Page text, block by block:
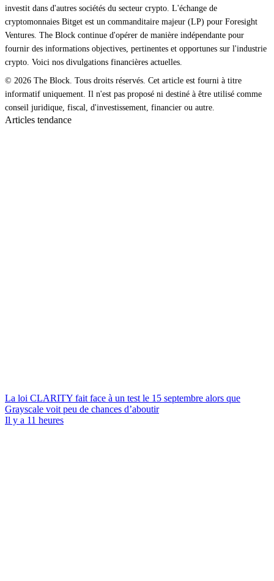
investit dans d'autres sociétés du secteur crypto. L'échange de
cryptomonnaies Bitget est un commanditaire majeur (LP) pour Foresight
Ventures. The Block continue d'opérer de manière indépendante pour
fournir des informations objectives, pertinentes et opportunes sur l'industrie
crypto. Voici nos divulgations financières actuelles.
© 2026 The Block. Tous droits réservés. Cet article est fourni à titre
informatif uniquement. Il n'est pas proposé ni destiné à être utilisé comme
conseil juridique, fiscal, d'investissement, financier ou autre.
Articles tendance
La loi CLARITY fait face à un test le 15 septembre alors que
Grayscale voit peu de chances d’aboutir
Il y a 11 heures